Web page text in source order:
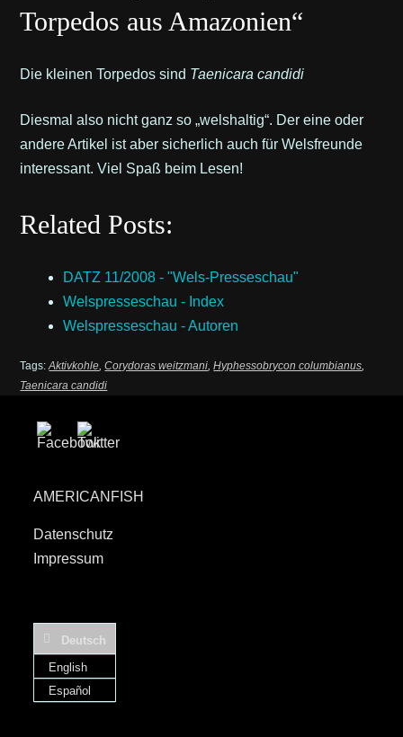
Torpedos aus Amazonien“
Die kleinen Torpedos sind Taenicara candidi
Diesmal also nicht ganz so „welshaltig“. Der eine oder
andere Artikel ist aber sicherlich auch für Welsfreunde
interessant. Viel Spaß beim Lesen!
Related Posts:
DATZ 11/2008 - "Wels-Presseschau"
Welspresseschau - Index
Welspresseschau - Autoren
Tags:Aktivkohle,Corydoras weitzmani,Hyphessobrycon columbianus,
Taenicara candidi
AMERICANFISH
Datenschutz
Impressum
Deutsch
English
Español